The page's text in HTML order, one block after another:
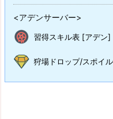
<アデンサーバー>
習得スキル表 [アデン]
狩場ドロップ/スポイ